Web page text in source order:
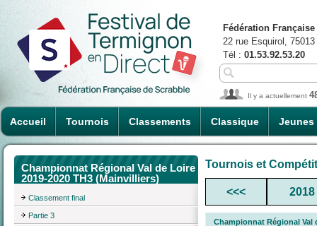
Accueil Tournois Classements Classique Jeunes
Fédération
22 rue Esquirol,
Tél : 01.53.92.53.20
Il y a actuellement
Championnat Régional Val de Loire
2019-2020 TH3 (Mainvilliers)
Classement final
Partie 3
Tournois et
<<< 2018
Championnat Régional Val